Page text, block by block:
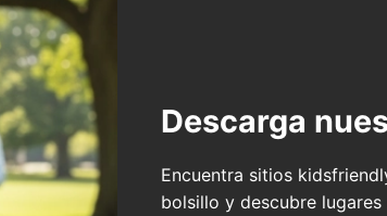
Descarga
Encuentra sitios
bolsillo y descubre